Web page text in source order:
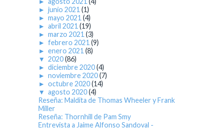
► junio 2021 (1)
► mayo 2021 (4)
► abril 2021 (19)
► marzo 2021 (3)
► febrero 2021 (9)
► enero 2021 (8)
▼ 2020(86)
► diciembre 2020(4)
► noviembre 2020(7)
► octubre 2020(14)
▼ agosto 2020(4)
Reseña: Maldita de Thomas Wheeler y Frank
Miller
Reseña: Thornhill de Pam Smy
Entrevista a Jaime Alfonso Sandoval -